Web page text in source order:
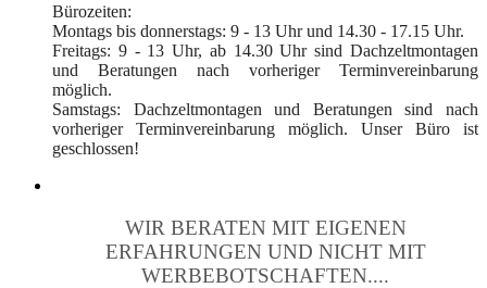
Bürozeiten:
Montags bis donnerstags: 9 - 13 Uhr und 14.30 - 17.15 Uhr.
Freitags: 9 - 13 Uhr, ab 14.30 Uhr sind Dachzeltmontagen
und Beratungen nach vorheriger Terminvereinbarung
möglich.
Samstags: Dachzeltmontagen und Beratungen sind nach
vorheriger Terminvereinbarung möglich. Unser Büro ist
geschlossen!
WIR BERATEN MIT EIGENEN
ERFAHRUNGEN UND NICHT MIT
WERBEBOTSCHAFTEN....